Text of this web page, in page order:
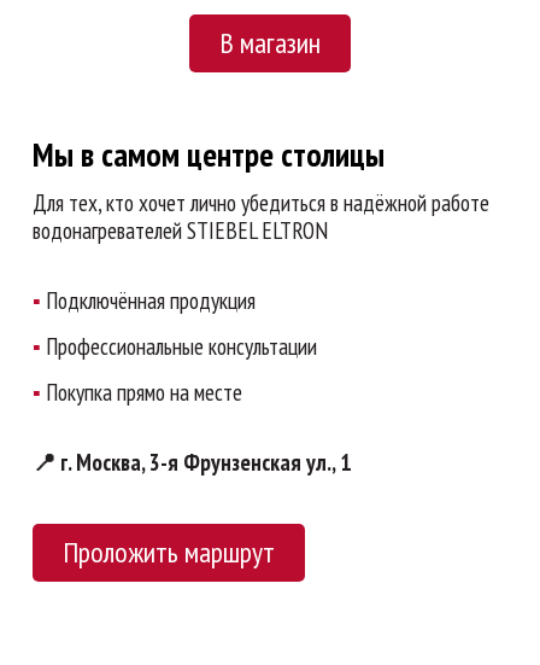
В магазин
Мы в самом центре столицы
Для тех, кто хочет лично убедиться в надёжной работе
водонагревателей STIEBEL ELTRON
▪ Подключённая продукция
▪ Профессиональные консультации
▪ Покупка прямо на месте
📍 г. Москва, 3-я Фрунзенская ул., 1
Проложить маршрут